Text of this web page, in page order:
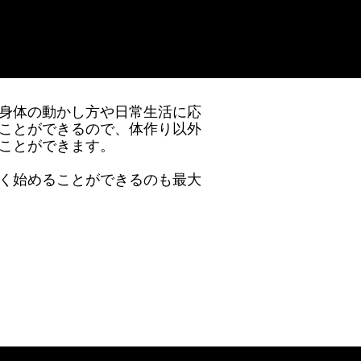
体の動かし方や日常生活に応
とができるので、体作り以外
とができます。
始めることができるのも最大